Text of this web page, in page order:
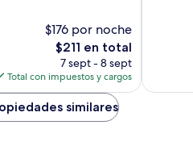
$176 por noche
El
precio
actual
es
de
$211
$211 en total
7 sept - 8 sept
Total con impuestos y cargos
similares